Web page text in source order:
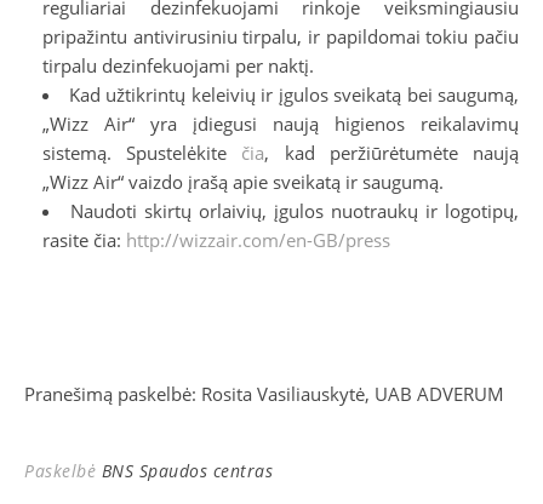
reguliariai dezinfekuojami rinkoje veiksmingiausiu
pripažintu antivirusiniu tirpalu, ir papildomai tokiu pačiu
tirpalu dezinfekuojami per naktį.
Kad užtikrintų keleivių ir įgulos sveikatą bei saugumą,
„Wizz Air“ yra įdiegusi naują higienos reikalavimų
sistemą. Spustelėkite čia, kad peržiūrėtumėte naują
„Wizz Air“ vaizdo įrašą apie sveikatą ir saugumą.
Naudoti skirtų orlaivių, įgulos nuotraukų ir logotipų,
rasite čia: http://wizzair.com/en-GB/press
Pranešimą paskelbė: Rosita Vasiliauskytė, UAB ADVERUM
Paskelbė BNS Spaudos centras